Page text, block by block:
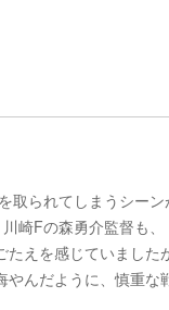
取られてしまうシーン
崎Fの森勇介監督も、
たえを感じていました
やんだように、慎重な